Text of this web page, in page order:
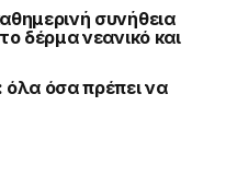
συνήθεια
δέρμα νεανικό και
όλα όσα πρέπει να